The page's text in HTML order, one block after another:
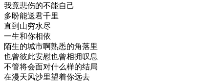
我竟悲伤的不能自己
多盼能送君千里
直到山穷水尽
一生和你相依
陌生的城市啊熟悉的角落里
也曾彼此安慰也曾相拥叹息
不管将会面对什么样的结局
在漫天风沙里望着你远去